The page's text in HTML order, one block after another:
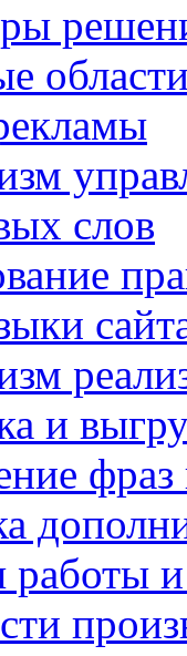
слов
и